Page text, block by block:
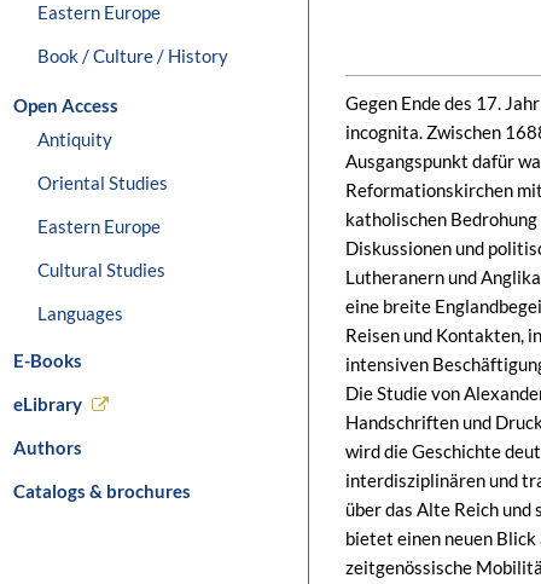
Eastern Europe
Book / Culture / History
Open Access
Antiquity
Oriental Studies
Eastern Europe
Cultural Studies
Languages
E-Books
eLibrary
Authors
Catalogs & brochures
Gegen Ende des 17.
incognita. Zwischen
Ausgangspunkt dafür
Reformationskirchen
katholischen
Diskussionen und
Lutheranern und
eine breite
Reisen und Kontakten,
intensiven
Die Studie von
Handschriften und
wird die Geschichte
interdisziplinären und
über das Alte Reich und
bietet einen neuen
zeitgenössische